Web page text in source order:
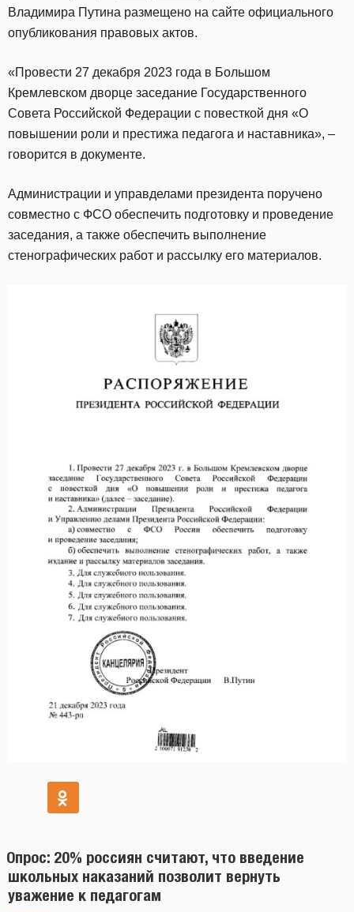
Владимира Путина размещено на сайте официального
опубликования правовых актов.
«Провести 27 декабря 2023 года в Большом
Кремлевском дворце заседание Государственного
Совета Российской Федерации с повесткой дня «О
повышении роли и престижа педагога и наставника», –
говорится в документе.
Администрации и управделами президента поручено
совместно с ФСО обеспечить подготовку и проведение
заседания, а также обеспечить выполнение
стенографических работ и рассылку его материалов.
Опрос: 20% россиян считают, что введение
школьных наказаний позволит вернуть
уважение к педагогам